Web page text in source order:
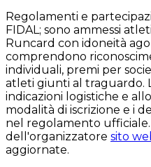
Regolamenti e
FIDAL; sono ammessi
Runcard con idoneità
comprendono
individuali, premi per
atleti giunti al traguardo.
indicazioni logistiche e
modalità di iscrizione e i
nel regolamento ufficiale.
dell'organizzatore sito
aggiornate.